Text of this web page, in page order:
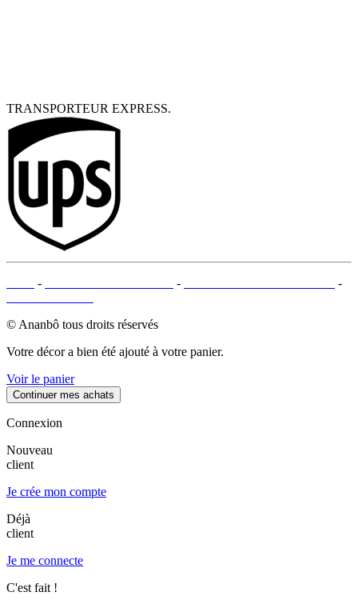
TRANSPORTEUR EXPRESS.
- -
-
© Ananbô tous droits réservés
Votre décor a bien été ajouté à votre panier.
Voir le panier
Continuer mes achats
Connexion
Nouveau
client
Je crée mon compte
Déjà
client
Je me connecte
C'est fait !